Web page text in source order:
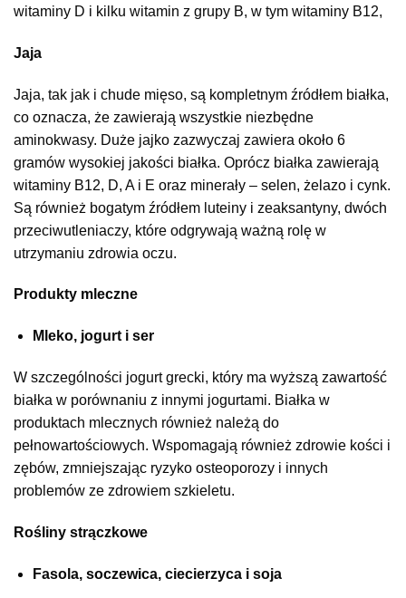
witaminy D i kilku witamin z grupy B, w tym witaminy B12,
Jaja
Jaja, tak jak i chude mięso, są kompletnym źródłem białka,
co oznacza, że zawierają wszystkie niezbędne
aminokwasy. Duże jajko zazwyczaj zawiera około 6
gramów wysokiej jakości białka. Oprócz białka zawierają
witaminy B12, D, A i E oraz minerały – selen, żelazo i cynk.
Są również bogatym źródłem luteiny i zeaksantyny, dwóch
przeciwutleniaczy, które odgrywają ważną rolę w
utrzymaniu zdrowia oczu.
Produkty mleczne
Mleko, jogurt i ser
W szczególności jogurt grecki, który ma wyższą zawartość
białka w porównaniu z innymi jogurtami. Białka w
produktach mlecznych również należą do
pełnowartościowych. Wspomagają również zdrowie kości i
zębów, zmniejszając ryzyko osteoporozy i innych
problemów ze zdrowiem szkieletu.
Rośliny strączkowe
Fasola, soczewica, ciecierzyca i soja